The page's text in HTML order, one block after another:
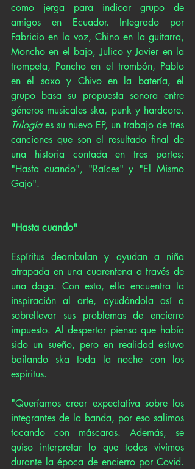
como jerga para indicar grupo de
amigos en Ecuador. Integrado por
Fabricio en la voz, Chino en la guitarra,
Moncho en el bajo, Julico y Javier en la
trompeta, Pancho en el trombón, Pablo
en el saxo y Chivo en la batería, el
grupo basa su propuesta sonora entre
Trilogía es su nuevo EP, un trabajo de tres
canciones que son el resultado final de
una historia contada en tres partes:
"Hasta cuando", "Raíces" y "El Mismo
Gajo".
"Hasta cuando"
Espíritus deambulan y ayudan a niña
atrapada en una cuarentena a través de
una daga. Con esto, ella encuentra la
inspiración al arte, ayudándola así a
sobrellevar sus problemas de encierro
impuesto. Al despertar piensa que había
sido un sueño, pero en realidad estuvo
bailando ska toda la noche con los
espíritus.
"Queríamos crear expectativa sobre los
integrantes de la banda, por eso salimos
tocando con máscaras. Además, se
quiso interpretar lo que todos vivimos
durante la época de encierro por Covid.